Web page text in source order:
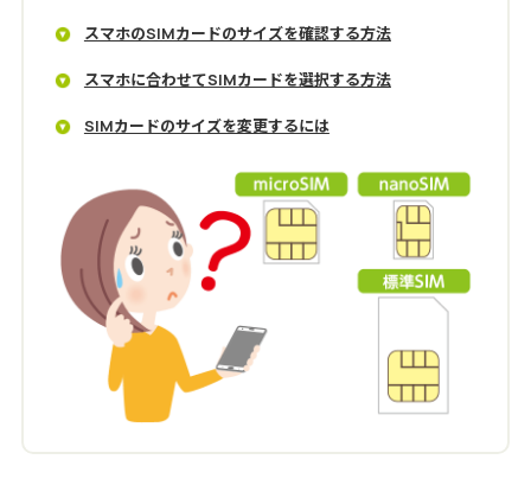
スマホのSIMカードのサイズを確認する方法
スマホに合わせてSIMカードを選択する方法
SIMカードのサイズを変更するには